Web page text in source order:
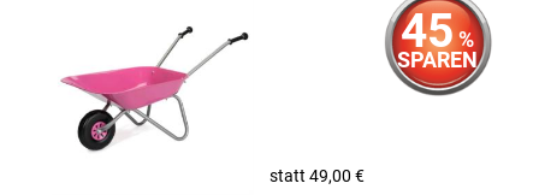
45 %
SPAREN
statt 49,00 €